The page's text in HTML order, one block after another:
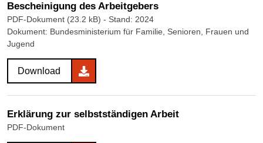
Bescheinigung des Arbeitgebers
PDF-Dokument (23.2 kB) - Stand: 2024
Dokument: Bundesministerium für Familie, Senioren, Frauen und
Jugend
Download
Erklärung zur selbstständigen Arbeit
PDF-Dokument